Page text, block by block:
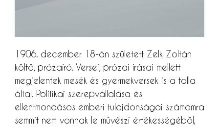
1906. december 18-án született Zelk Zoltán
költő, prózaíró. Versei, prózai írásai mellett
megjelentek mesék és gyermekversek is a tolla
által. Politikai szerepvállalása és
ellentmondásos emberi tulajdonságai számomra
semmit nem vonnak le művészi értékességéből,